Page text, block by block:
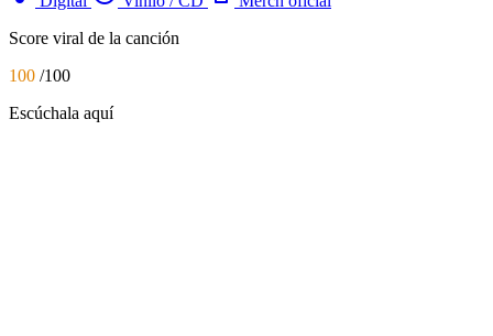
Score viral de la canción
100 /100
Escúchala aquí